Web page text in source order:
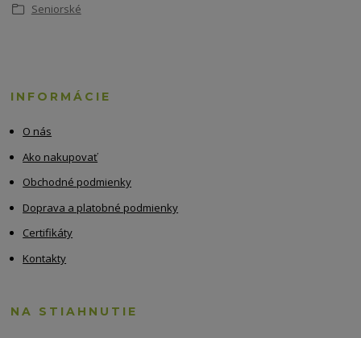
Seniorské
INFORMÁCIE
O nás
Ako nakupovať
Obchodné podmienky
Doprava a platobné podmienky
Certifikáty
Kontakty
NA STIAHNUTIE